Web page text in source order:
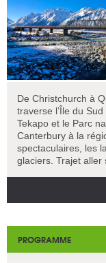
De Christchurch à
traverse l’Île du
Tekapo et le Parc
Canterbury à la
spectaculaires, les
glaciers. Trajet aller
PROGRAMME